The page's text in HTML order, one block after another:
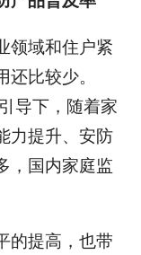
域和住户紧
比较少。
导下，随着家
力提升、安防
，国内家庭监
提高，也带